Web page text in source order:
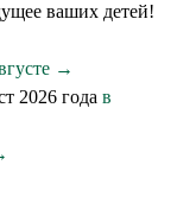
ваших детей!
→
2026 года в